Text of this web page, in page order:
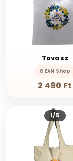
Tavasz
GEAN Shop
2 490 Ft
1/5